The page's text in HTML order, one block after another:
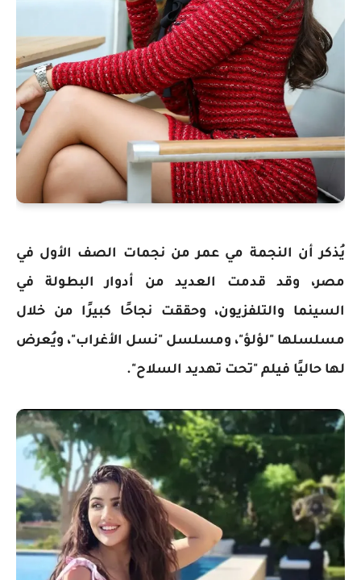
يُذكر أن النجمة مي عمر من نجمات الصف الأول في
مصر، وقد قدمت العديد من أدوار البطولة في
السينما والتلفزيون، وحققت نجاحًا كبيرًا من خلال
مسلسلها "لؤلؤ"، ومسلسل "نسل الأغراب"، ويُعرض
لها حاليًا فيلم "تحت تهديد السلاح".